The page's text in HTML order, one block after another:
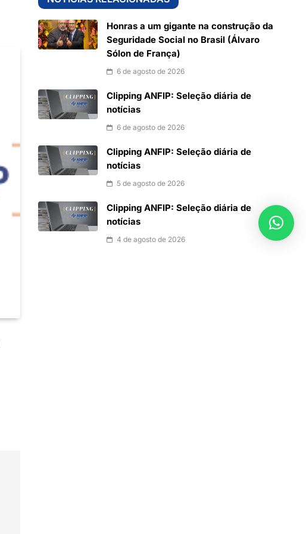
Honras a um gigante na construção da
Seguridade Social no Brasil (Álvaro
Sólon de França)
6 de agosto de 2026
Clipping ANFIP: Seleção diária de
notícias
6 de agosto de 2026
Clipping ANFIP: Seleção diária de
notícias
5 de agosto de 2026
Clipping ANFIP: Seleção diária de
notícias
4 de agosto de 2026